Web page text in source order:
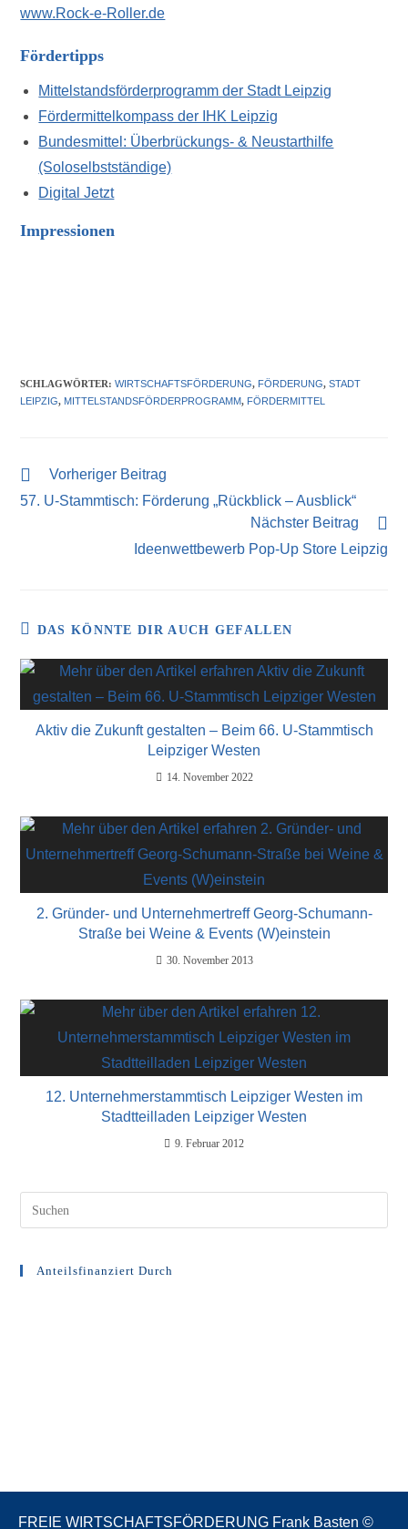
www.Rock-e-Roller.de
Fördertipps
Mittelstandsförderprogramm der Stadt Leipzig
Fördermittelkompass der IHK Leipzig
Bundesmittel: Überbrückungs- & Neustarthilfe
(Soloselbstständige)
Digital Jetzt
Impressionen
SCHLAGWÖRTER:WIRTSCHAFTSFÖRDERUNG, FÖRDERUNG, STADT
LEIPZIG, MITTELSTANDSFÖRDERPROGRAMM, FÖRDERMITTEL
Vorheriger Beitrag
57. U-Stammtisch: Förderung „Rückblick – Ausblick“
Nächster Beitrag
Ideenwettbewerb Pop-Up Store Leipzig
DAS KÖNNTE DIR AUCH GEFALLEN
Aktiv die Zukunft gestalten – Beim 66. U-Stammtisch
Leipziger Westen
14. November 2022
2. Gründer- und Unternehmertreff Georg-Schumann-
Straße bei Weine & Events (W)einstein
30. November 2013
12. Unternehmerstammtisch Leipziger Westen im
Stadtteilladen Leipziger Westen
9. Februar 2012
Anteilsfinanziert Durch
FREIE WIRTSCHAFTSFÖRDERUNG Frank Basten ©